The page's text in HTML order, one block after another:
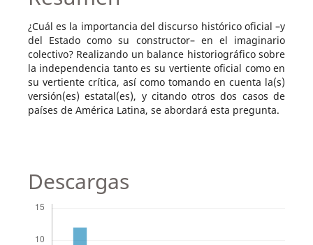
¿Cuál es la importancia del discurso histórico oficial –y
del Estado como su constructor– en el imaginario
colectivo? Realizando un balance historiográfico sobre
la independencia tanto es su vertiente oficial como en
su vertiente crítica, así como tomando en cuenta la(s)
versión(es) estatal(es), y citando otros dos casos de
países de América Latina, se abordará esta pregunta.
Descargas